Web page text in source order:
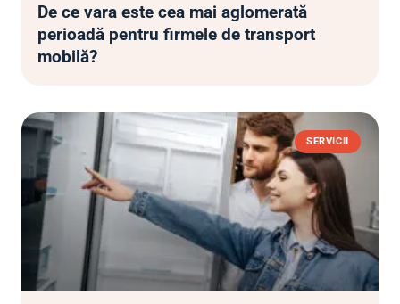
De ce vara este cea mai aglomerată
perioadă pentru firmele de transport
mobilă?
SERVICII